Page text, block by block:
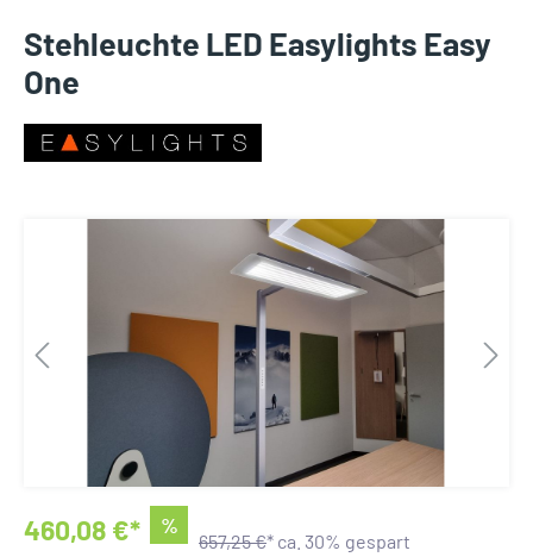
Stehleuchte LED Easylights Easy
One
460,08 €* %
657,25 €* ca. 30% gespart